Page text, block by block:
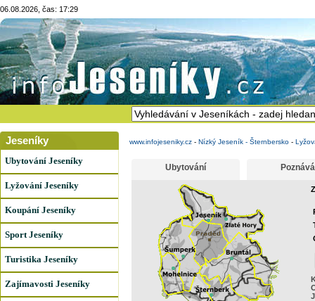
06.08.2026, čas: 17:29
Jeseníky
Ubytování Jeseníky
Lyžování Jeseníky
Koupání Jeseníky
Sport Jeseníky
Turistika Jeseníky
Zajímavosti Jeseníky
www.infojeseniky.cz - Nízký Jeseník - Šternbersko -
Ubytování